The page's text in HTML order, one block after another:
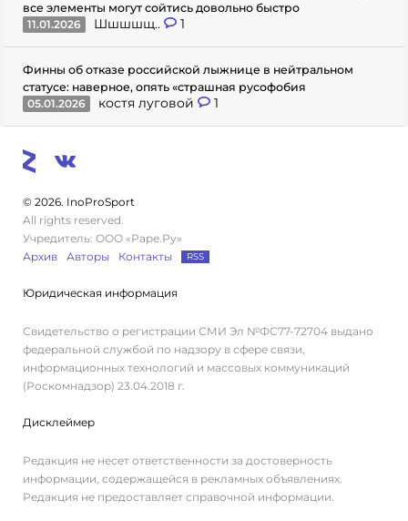
все элементы могут сойтись довольно быстро
11.01.2026
Шшшшщ.. 1
Финны об отказе российской лыжнице в нейтральном
статусе: наверное, опять «страшная русофобия
05.01.2026
костя луговой 1
© 2026. InoProSport
All rights reserved.
Учредитель: ООО «Раре.Ру»
Архив
Авторы Контакты RSS
Юридическая информация
Свидетельство о регистрации СМИ Эл №ФС77-72704 выдано
федеральной службой по надзору в сфере связи,
информационных технологий и массовых коммуникаций
(Роскомнадзор) 23.04.2018 г.
Дисклеймер
Редакция не несет ответственности за достоверность
информации, содержащейся в рекламных объявлениях.
Редакция не предоставляет справочной информации.